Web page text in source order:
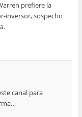
prefiere la
inversor, sospecho
canal para